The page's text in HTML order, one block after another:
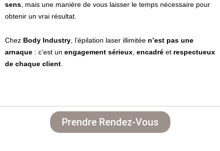
sens , mais une manière de vous laisser le temps nécessaire pour
obtenir un vrai résultat.
Chez Body Industry , l’épilation laser illimitée n’est pas une
arnaque : c’est un engagement sérieux encadré et respectueux
de chaque client
Prendre Rendez-Vous